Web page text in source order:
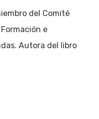
del Comité
e
Autora del libro